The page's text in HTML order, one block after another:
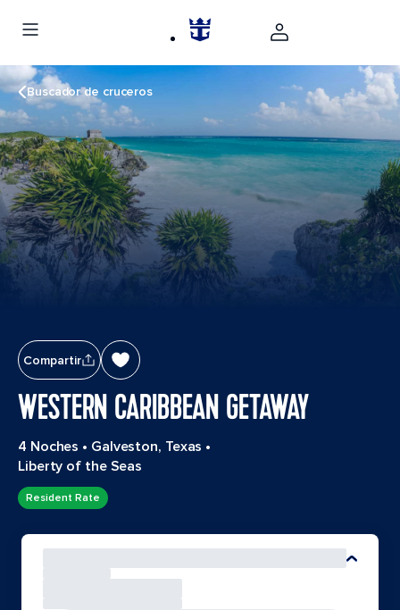
Buscador de cruceros
Compartir
WESTERN CARIBBEAN GETAWAY
4 Noches • Galveston, Texas •
Liberty of the Seas
Resident Rate